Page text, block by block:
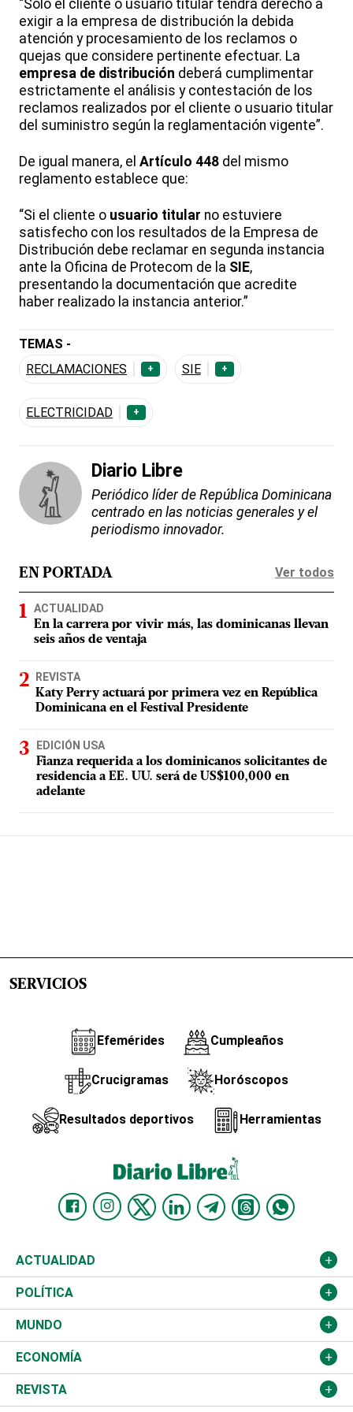
“Solo el cliente o usuario titular tendrá derecho a
exigir a la empresa de distribución la debida
atención y procesamiento de los reclamos o
quejas que considere pertinente efectuar. La
empresa de distribución deberá cumplimentar
estrictamente el análisis y contestación de los
reclamos realizados por el cliente o usuario titular
del suministro según la reglamentación vigente”.
De igual manera, el Artículo 448 del mismo
reglamento establece que:
“Si el cliente o usuario titular no estuviere
satisfecho con los resultados de la Empresa de
Distribución debe reclamar en segunda instancia
ante la Oficina de Protecom de la SIE,
presentando la documentación que acredite
haber realizado la instancia anterior.”
TEMAS -
RECLAMACIONES
+ SIE +
ELECTRICIDAD +
Diario Libre
Periódico líder de República Dominicana
centrado en las noticias generales y el
periodismo innovador.
EN PORTADA Ver todos
ACTUALIDAD
En la carrera por vivir más, las dominicanas llevan
seis años de ventaja
REVISTA
Katy Perry actuará por primera vez en República
Dominicana en el Festival Presidente
EDICIÓN USA
Fianza requerida a los dominicanos solicitantes de
residencia a EE. UU. será de US$100,000 en
adelante
SERVICIOS
Efemérides Cumpleaños
Crucigramas Horóscopos
Resultados deportivos Herramientas
ACTUALIDAD
Nacional
Ciudad
Educación
Salud
POLÍTICA
Partidos
JCE
TSE
MUNDO
Estados Unidos
América Latina
ECONOMÍA
Finanzas
REVISTA